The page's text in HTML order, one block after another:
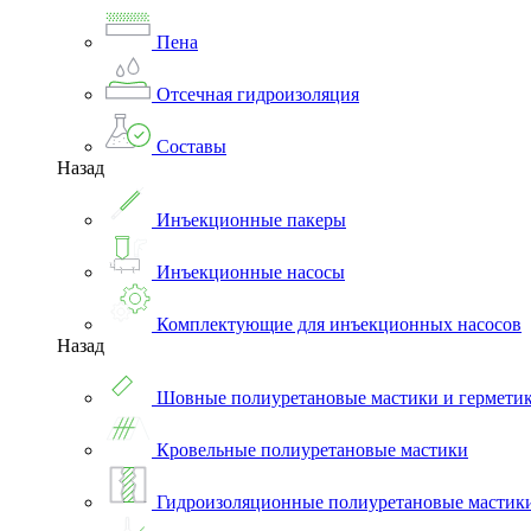
Пена
Отсечная гидроизоляция
Составы
Назад
Инъекционные пакеры
Инъекционные насосы
Комплектующие для инъекционных насосов
Назад
Шовные полиуретановые мастики и
Кровельные полиуретановые мастики
Гидроизоляционные полиуретановые